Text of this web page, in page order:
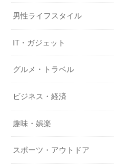
男性ライフスタイル
IT・ガジェット
グルメ・トラベル
ビジネス・経済
趣味・娯楽
スポーツ・アウトドア